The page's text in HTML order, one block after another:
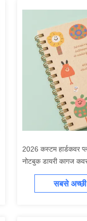
2026 कस्टम हार्डकवर
नोटबुक डायरी कागज कवर
साथ आयोजक
सबसे अच्छी